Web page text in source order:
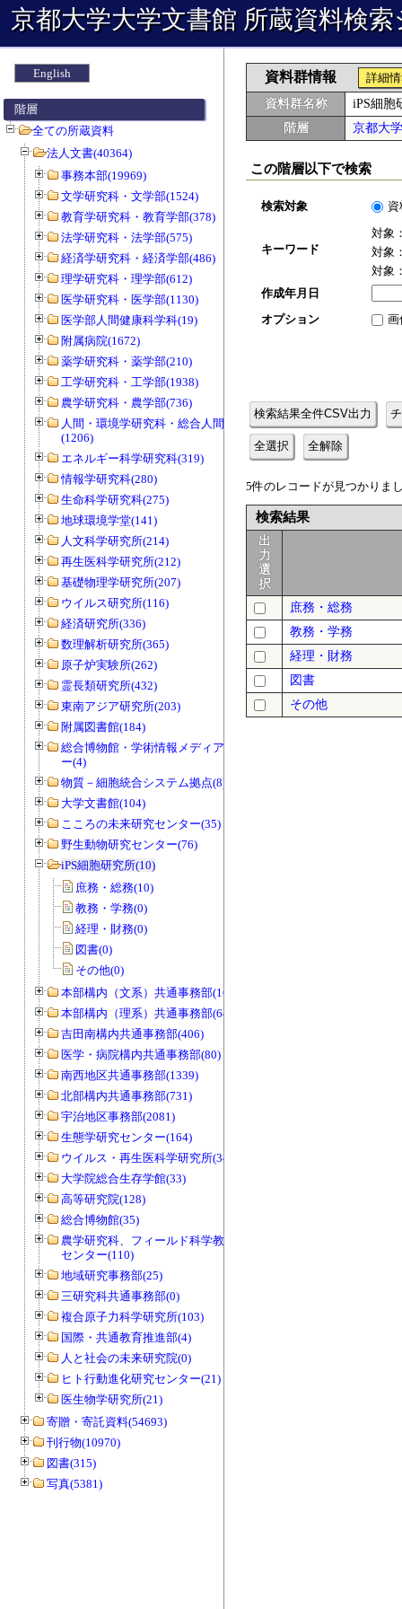
京都大学大学文書館 所蔵資料検
English
階層
全ての所蔵資料
法人文書(40364)
事務本部(19969)
文学研究科・文学部(1524)
教育学研究科・教育学部(378)
法学研究科・法学部(575)
経済学研究科・経済学部(486)
理学研究科・理学部(612)
医学研究科・医学部(1130)
医学部人間健康科学科(19)
附属病院(1672)
薬学研究科・薬学部(210)
工学研究科・工学部(1938)
農学研究科・農学部(736)
人間・環境学研究科・総合人間学部
(1206)
エネルギー科学研究科(319)
情報学研究科(280)
生命科学研究科(275)
地球環境学堂(141)
人文科学研究所(214)
再生医科学研究所(212)
基礎物理学研究所(207)
ウイルス研究所(116)
経済研究所(336)
数理解析研究所(365)
原子炉実験所(262)
霊長類研究所(432)
東南アジア研究所(203)
附属図書館(184)
総合博物館・学術情報メディアセンタ
ー(4)
物質－細胞統合システム拠点(8)
大学文書館(104)
こころの未来研究センター(35)
野生動物研究センター(76)
iPS細胞研究所(10)
庶務・総務(10)
教務・学務(0)
経理・財務(0)
図書(0)
その他(0)
本部構内（文系）共通事務部(165)
本部構内（理系）共通事務部(646)
吉田南構内共通事務部(406)
医学・病院構内共通事務部(80)
南西地区共通事務部(1339)
北部構内共通事務部(731)
宇治地区事務部(2081)
生態学研究センター(164)
ウイルス・再生医科学研究所(34)
大学院総合生存学館(33)
高等研究院(128)
総合博物館(35)
農学研究科、フィールド科学教育研究
センター(110)
地域研究事務部(25)
三研究科共通事務部(0)
複合原子力科学研究所(103)
国際・共通教育推進部(4)
人と社会の未来研究院(0)
ヒト行動進化研究センター(21)
医生物学研究所(21)
寄贈・寄託資料(54693)
刊行物(10970)
図書(315)
写真(5381)
資料群情報
詳細
資料群名称
iPS細胞
階層
京都大
この階層以下で検索
検索対象 資
キーワード
対象
対象
対象
作成年月日
オプション
画
検索結果全件CSV出力
全選択 全解除
5件のレコードが見つかりま
検索結果
出
力
選
択
庶務・総務
教務・学務
経理・財務
図書
その他